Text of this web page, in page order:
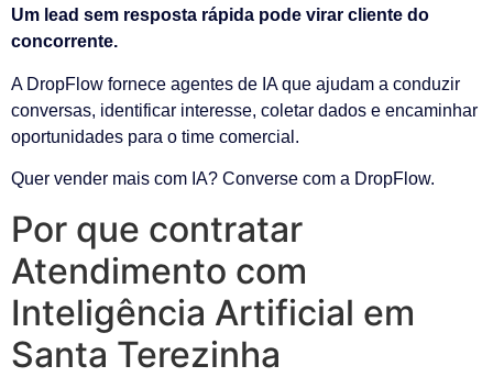
Um lead sem resposta rápida pode virar cliente do
concorrente.
A DropFlow fornece agentes de IA que ajudam a conduzir
conversas, identificar interesse, coletar dados e encaminhar
oportunidades para o time comercial.
Quer vender mais com IA? Converse com a DropFlow.
Por que contratar
Atendimento com
Inteligência Artificial em
Santa Terezinha